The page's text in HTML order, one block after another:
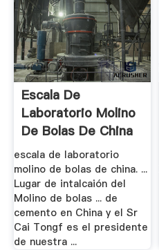
Escala De
Laboratorio Molino
De Bolas De China
escala de laboratorio
molino de bolas de china. ...
Lugar de intalcaión del
Molino de bolas ... de
cemento en China y el Sr
Cai Tongf es el presidente
de nuestra ...